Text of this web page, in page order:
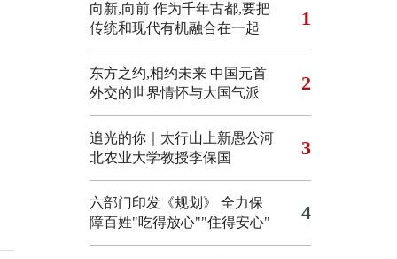
向新,向前 作为千年古都,要把
传统和现代有机融合在一起
1
东方之约,相约未来 中国元首
外交的世界情怀与大国气派
2
追光的你｜太行山上新愚公河
北农业大学教授李保国
3
六部门印发《规划》 全力保
障百姓"吃得放心""住得安心"
4